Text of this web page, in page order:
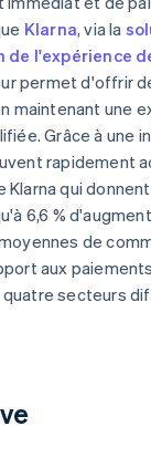
Klarna, via la
l'expérience
permet d'offrir
maintenant une
Grâce à une
rapidement
Klarna qui
6,6 %
de
aux
secteurs